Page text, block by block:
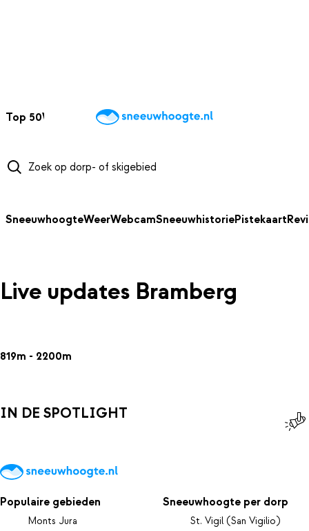
Top 50Webcams WintersportweerKaarten
SneeuwhoogteWeerWebcamSneeuwhistoriePistekaart
Live updates Bramberg
819m - 2200m
IN DE SPOTLIGHT
Populaire gebieden
Monts Jura
Sneeuwhoogte per dorp
St. Vigil (San Vigilio)